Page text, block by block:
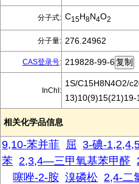
分子式: C15H8N4O2
分子量: 276.24962
CAS登录号: 219828-99-6
InChI:
1S/C15H8N4O2/
相关化学品信息
9,10-苯并菲 屈 3-碘-
苯 2,3,4―三甲氧基苯甲醛
噻唑-2-胺 溴磷松 2,4-二